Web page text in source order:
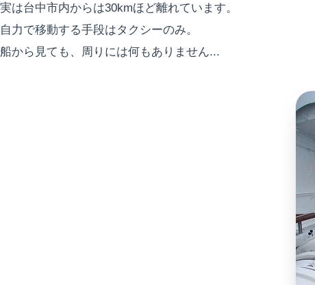
実は台中市内からは30kmほど離れています。
自力で移動する手段はタクシーのみ。
船から見ても、周りには何もありません...